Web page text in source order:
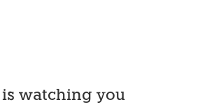
watching you